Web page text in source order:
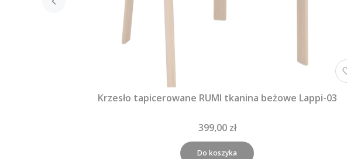
Krzesło tapicerowane RUMI tkanina beżowe Lappi-03
399,00 zł
Do koszyka